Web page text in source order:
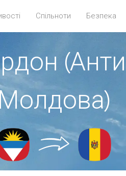
Спільноти Безпека
Молдова)